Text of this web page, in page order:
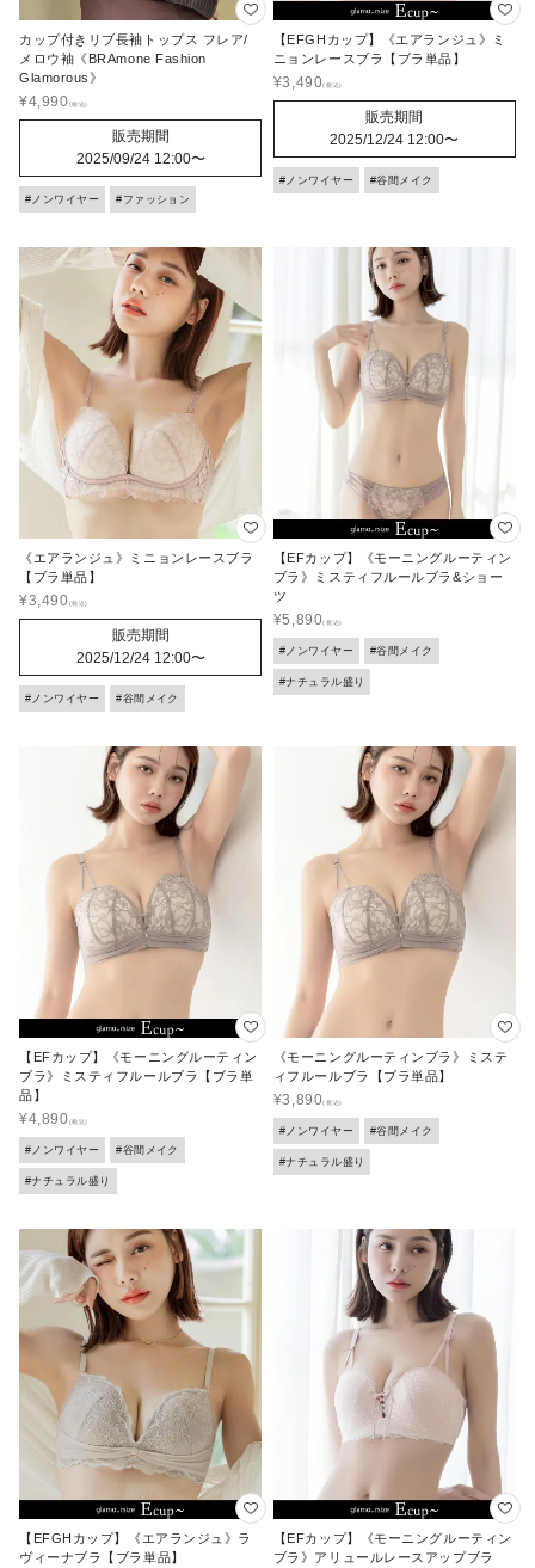
カップ付きリブ長袖トップス フレア/
メロウ袖《BRAmone Fashion
Glamorous》
¥4,990
販売期間
2025/09/24 12:00〜
#ノンワイヤー #ファッション
【EFGHカップ】《エアランジュ》ミ
ニョンレースブラ【ブラ単品】
¥3,490
販売期間
2025/12/24 12:00〜
#ノンワイヤー #谷間メイク
《エアランジュ》ミニョンレースブラ
【ブラ単品】
¥3,490
販売期間
2025/12/24 12:00〜
#ノンワイヤー #谷間メイク
【EFカップ】《モーニングルーティン
ブラ》ミスティフルールブラ&ショー
ツ
¥5,890
#ノンワイヤー #谷間メイク
#ナチュラル盛り
【EFカップ】《モーニングルーティン
ブラ》ミスティフルールブラ【ブラ単
品】
¥4,890
#ノンワイヤー #谷間メイク
#ナチュラル盛り
《モーニングルーティンブラ》ミステ
ィフルールブラ【ブラ単品】
¥3,890
#ノンワイヤー #谷間メイク
#ナチュラル盛り
【EFGHカップ】《エアランジュ》ラ
ヴィーナブラ【ブラ単品】
【EFカップ】《モーニングルーティン
ブラ》アリュールレースアップブラ